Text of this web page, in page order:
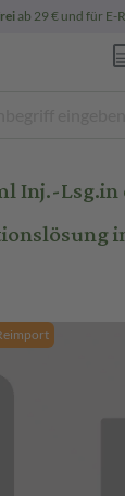
ab 29 € und für E-
Inj.-